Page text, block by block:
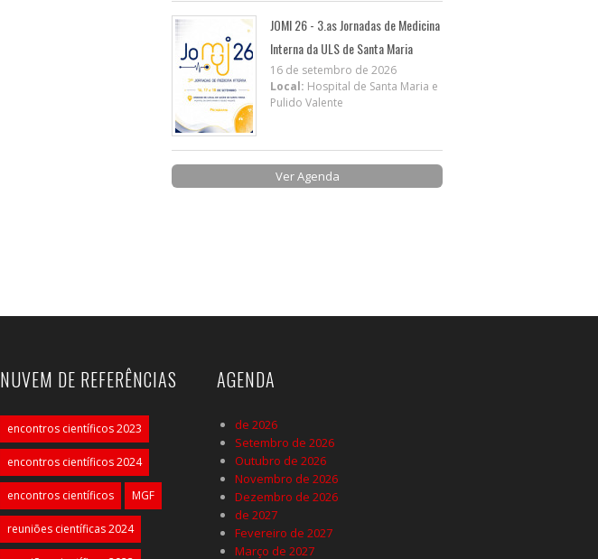
JOMI 26 - 3.as Jornadas de Medicina
Interna da ULS de Santa Maria
16 de setembro de 2026
Local: Hospital de Santa Maria e
Pulido Valente
Ver Agenda
NUVEM DE REFERÊNCIAS
encontros científicos 2023
encontros científicos 2024
encontros científicos MGF
reuniões científicas 2024
AGENDA
de 2026
Setembro de 2026
Outubro de 2026
Novembro de 2026
Dezembro de 2026
de 2027
Fevereiro de 2027
Março de 2027